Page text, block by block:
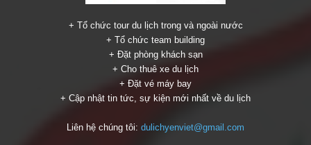
+ Tổ chức tour du lịch trong và ngoài nước
+ Tổ chức team building
+ Đặt phòng khách sạn
+ Cho thuê xe du lịch
+ Đặt vé máy bay
+ Cập nhật tin tức, sự kiện mới nhất về du lịch
Liên hệ chúng tôi: dulichyenviet@gmail.com